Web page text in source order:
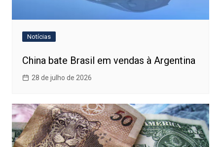
Notícias
China bate Brasil em vendas à Argentina
28 de julho de 2026